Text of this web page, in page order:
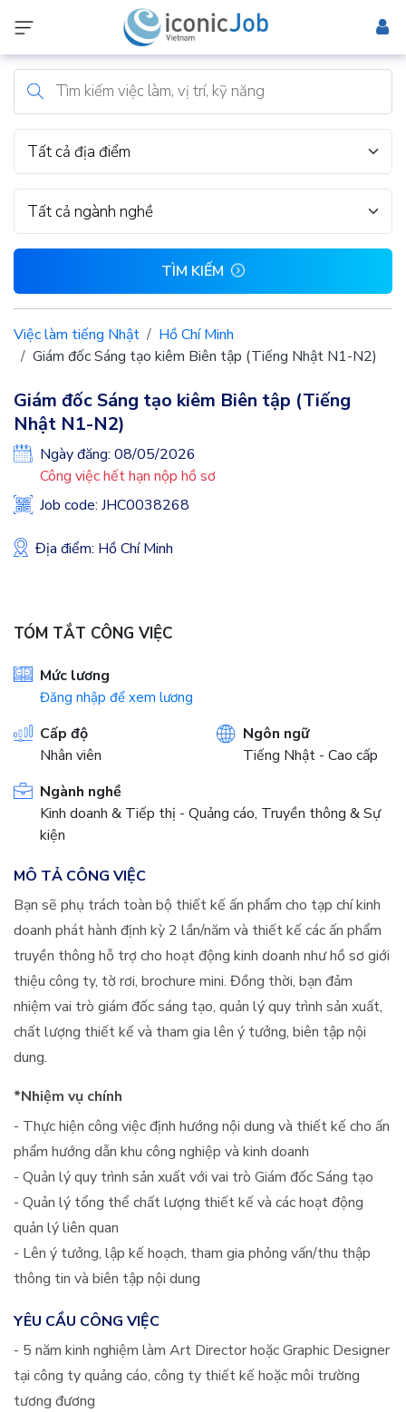
Tất cả địa điểm
Tất cả ngành nghề
TÌM KIẾM
Việc làm tiếng Nhật
Hồ Chí Minh
Giám đốc Sáng tạo kiêm Biên tập (Tiếng Nhật N1-N2)
Giám đốc Sáng tạo kiêm Biên tập (Tiếng
Nhật N1-N2)
Ngày đăng: 08/05/2026
Công việc hết hạn nộp hồ sơ
Job code: JHC0038268
Địa điểm: Hồ Chí Minh
TÓM TẮT CÔNG VIỆC
Mức lương
Đăng nhập để xem lương
Cấp độ
Nhân viên
Ngôn ngữ
Tiếng Nhật - Cao cấp
Ngành nghề
Kinh doanh & Tiếp thị - Quảng cáo, Truyền thông & Sự
kiện
MÔ TẢ CÔNG VIỆC
Bạn sẽ phụ trách toàn bộ thiết kế ấn phẩm cho tạp chí kinh
doanh phát hành định kỳ 2 lần/năm và thiết kế các ấn phẩm
truyền thông hỗ trợ cho hoạt động kinh doanh như hồ sơ giới
thiệu công ty, tờ rơi, brochure mini. Đồng thời, bạn đảm
nhiệm vai trò giám đốc sáng tạo, quản lý quy trình sản xuất,
chất lượng thiết kế và tham gia lên ý tưởng, biên tập nội
dung.
*Nhiệm vụ chính
- Thực hiện công việc định hướng nội dung và thiết kế cho ấn
phẩm hướng dẫn khu công nghiệp và kinh doanh
- Quản lý quy trình sản xuất với vai trò Giám đốc Sáng tạo
- Quản lý tổng thể chất lượng thiết kế và các hoạt động
quản lý liên quan
- Lên ý tưởng, lập kế hoạch, tham gia phỏng vấn/thu thập
thông tin và biên tập nội dung
YÊU CẦU CÔNG VIỆC
- 5 năm kinh nghiệm làm Art Director hoặc Graphic Designer
tại công ty quảng cáo, công ty thiết kế hoặc môi trường
tương đương